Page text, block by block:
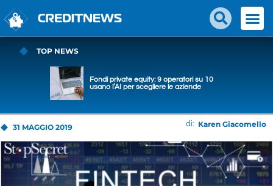
TOP NEWS
Fondi private equity: 9 operatori su 10
usano l’AI per scegliere le aziende
31 MAGGIO 2019 di: Karen Giacomello